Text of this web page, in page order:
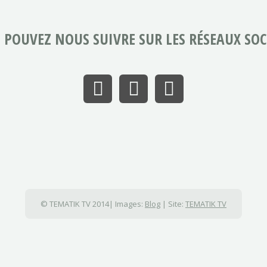
NOUS SUIVRE SUR LES RÉSEAUX
© TEMATIK TV 2014| Images: Blog | Site: TEMATIK TV